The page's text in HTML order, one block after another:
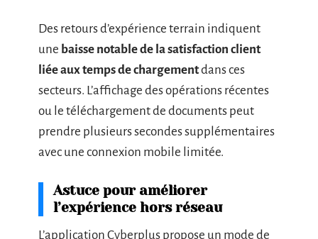
Des retours d’expérience terrain indiquent
une baisse notable de la satisfaction client
liée aux temps de chargementdans ces
secteurs. L’affichage des opérations récentes
ou le téléchargement de documents peut
prendre plusieurs secondes supplémentaires
avec une connexion mobile limitée.
Astuce pour améliorer
l’expérience hors réseau
L’application Cyberplus propose un mode de